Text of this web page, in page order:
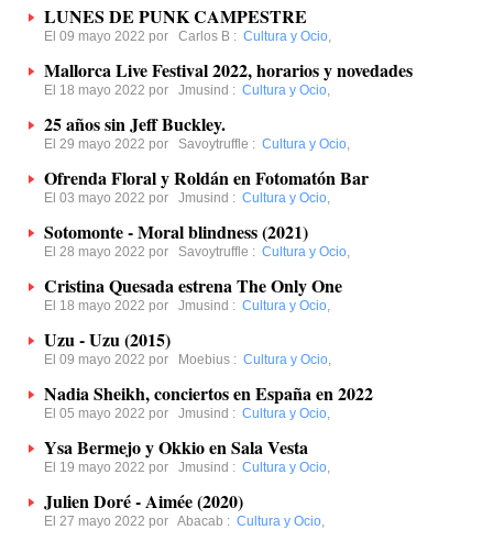
LUNES DE PUNK CAMPESTRE
El 09 mayo 2022 por Carlos B : Cultura y Ocio,
Mallorca Live Festival 2022, horarios y novedades
El 18 mayo 2022 por Jmusind : Cultura y Ocio,
25 años sin Jeff Buckley.
El 29 mayo 2022 por Savoytruffle : Cultura y Ocio,
Ofrenda Floral y Roldán en Fotomatón Bar
El 03 mayo 2022 por Jmusind : Cultura y Ocio,
Sotomonte - Moral blindness (2021)
El 28 mayo 2022 por Savoytruffle : Cultura y Ocio,
Cristina Quesada estrena The Only One
El 18 mayo 2022 por Jmusind : Cultura y Ocio,
Uzu - Uzu (2015)
El 09 mayo 2022 por Moebius : Cultura y Ocio,
Nadia Sheikh, conciertos en España en 2022
El 05 mayo 2022 por Jmusind : Cultura y Ocio,
Ysa Bermejo y Okkio en Sala Vesta
El 19 mayo 2022 por Jmusind : Cultura y Ocio,
Julien Doré - Aimée (2020)
El 27 mayo 2022 por Abacab : Cultura y Ocio,